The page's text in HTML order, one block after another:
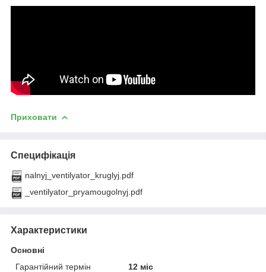
Приховати
Специфікація
nalnyj_ventilyator_kruglyj.pdf
_ventilyator_pryamougolnyj.pdf
Характеристики
Основні
Гарантійний термін
12 міс